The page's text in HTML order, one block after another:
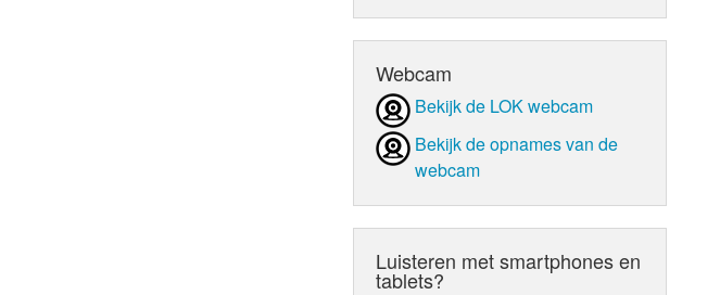
Webcam
Bekijk de LOK webcam
Bekijk de opnames van de
webcam
Luisteren met smartphones en
tablets?